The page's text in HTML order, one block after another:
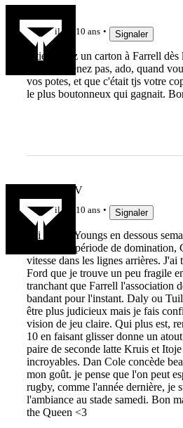
il y a 10 ans Signaler
Pitié mettez un carton à Farrell
vous souvenez pas, ado, quand
vos potes, et que c'était tjs votre
le plus boutonneux qui gagnait.
Saimon_XV
il y a 10 ans Signaler
J'ai trouvé Youngs en dessous
pendant la période de domination,
vitesse dans les lignes arrières.
Ford que je trouve un peu fragile
tranchant que Farrell l'association
bandant pour l'instant. Daly ou
être plus judicieux mais je fais
vision de jeu claire. Qui plus est,
10 en faisant glisser donne un
paire de seconde latte Kruis et
incroyables. Dan Cole concède
mon goût. je pense que l'on peut
rugby, comme l'année dernière, je
l'ambiance au stade samedi. Bon
the Queen <3